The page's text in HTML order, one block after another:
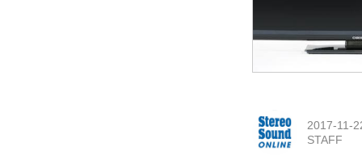
2017-11-
STAFF